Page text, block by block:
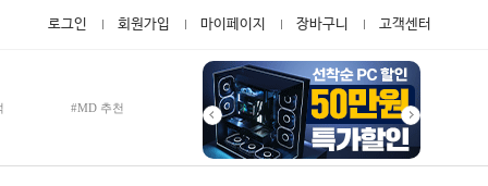
로그인 회원가입 마이페이지 장바구니 고객센터
#MD 추천